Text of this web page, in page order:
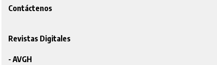
Contáctenos
Revistas Digitales
- AVGH